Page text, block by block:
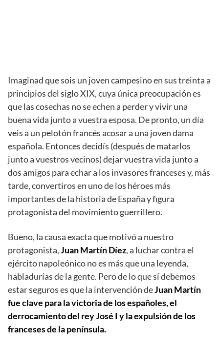
Imaginad que sois un joven campesino en sus treinta a
principios del siglo XIX, cuya única preocupación es
que las cosechas no se echen a perder y vivir una
buena vida junto a vuestra esposa. De pronto, un día
veis a un pelotón francés acosar a una joven dama
española. Entonces decidís (después de matarlos
junto a vuestros vecinos) dejar vuestra vida junto a
dos amigos para echar a los invasores franceses y, más
tarde, convertiros en uno de los héroes más
importantes de la historia de España y figura
protagonista del movimiento guerrillero.
Bueno, la causa exacta que motivó a nuestro
protagonista,Juan Martín Díez, a luchar contra el
ejército napoleónico no es más que una leyenda,
habladurías de la gente. Pero de lo que sí debemos
estar seguros es que la intervención deJuan Martín
fue clave para la victoria de los españoles, el
derrocamiento del rey José I y la expulsión de los
franceses de la península.